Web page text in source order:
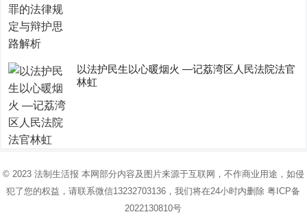
以法护民生以心暖烟火 —记荔湾区人民法院法官
林虹
© 2023 法制生活报 本网部分内容及图片来源于互联网，不作商业用途，如侵
犯了您的权益，请联系微信13232703136，我们将在24小时内删除粤ICP备
2022130810号